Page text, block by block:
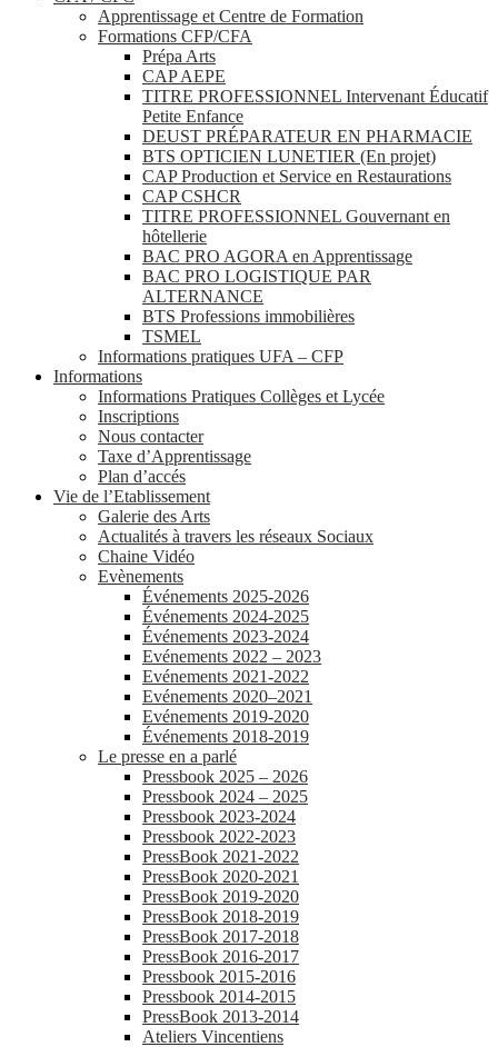
Apprentissage et Centre de Formation
Formations CFP/CFA
Prépa Arts
CAP AEPE
TITRE PROFESSIONNEL Intervenant Éducatif
Petite Enfance
DEUST PRÉPARATEUR EN PHARMACIE
BTS OPTICIEN LUNETIER (En projet)
CAP Production et Service en Restaurations
CAP CSHCR
TITRE PROFESSIONNEL Gouvernant en
hôtellerie
BAC PRO AGORA en Apprentissage
BAC PRO LOGISTIQUE PAR
ALTERNANCE
BTS Professions immobilières
TSMEL
Informations pratiques UFA – CFP
Informations
Informations Pratiques Collèges et Lycée
Inscriptions
Nous contacter
Taxe d’Apprentissage
Plan d’accés
Vie de l’Etablissement
Galerie des Arts
Actualités à travers les réseaux Sociaux
Chaine Vidéo
Evènements
Événements 2025-2026
Événements 2024-2025
Événements 2023-2024
Evénements 2022 – 2023
Evénements 2021-2022
Evénements 2020–2021
Evénements 2019-2020
Événements 2018-2019
Le presse en a parlé
Pressbook 2025 – 2026
Pressbook 2024 – 2025
Pressbook 2023-2024
Pressbook 2022-2023
PressBook 2021-2022
PressBook 2020-2021
PressBook 2019-2020
PressBook 2018-2019
PressBook 2017-2018
PressBook 2016-2017
Pressbook 2015-2016
Pressbook 2014-2015
PressBook 2013-2014
Ateliers Vincentiens